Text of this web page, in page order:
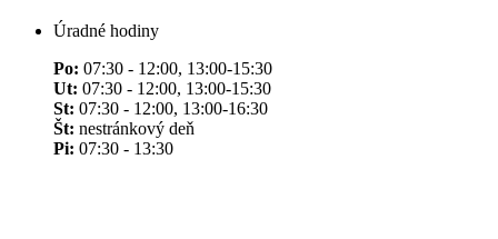
Úradné hodiny
Po: 07:30 - 12:00, 13:00-15:30
Ut: 07:30 - 12:00, 13:00-15:30
St: 07:30 - 12:00, 13:00-16:30
Št: nestránkový deň
Pi: 07:30 - 13:30